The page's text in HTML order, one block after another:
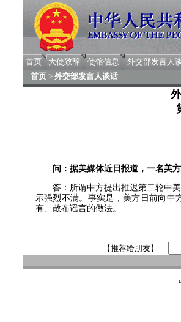
首页 大使致辞 使馆信息 外交部发言人
首页 > 外交部发言人谈话
问：据美媒体近日报道，一名美
答：所谓中方提出推迟第二轮中美
示强烈不满。事实是，美方日前向中
有、散布谣言的做法。
【推荐给朋友】